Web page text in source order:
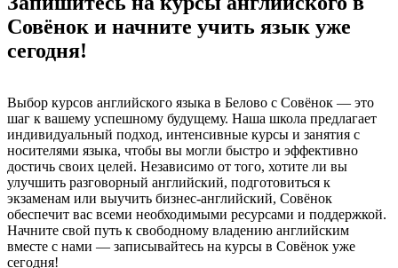
Совёнок и начните учить язык уже
сегодня!
Выбор курсов английского языка в Белово с Совёнок — это
шаг к вашему успешному будущему. Наша школа предлагает
индивидуальный подход, интенсивные курсы и занятия с
носителями языка, чтобы вы могли быстро и эффективно
достичь своих целей. Независимо от того, хотите ли вы
улучшить разговорный английский, подготовиться к
экзаменам или выучить бизнес-английский, Совёнок
обеспечит вас всеми необходимыми ресурсами и поддержкой.
Начните свой путь к свободному владению английским
вместе с нами — записывайтесь на курсы в Совёнок уже
сегодня!